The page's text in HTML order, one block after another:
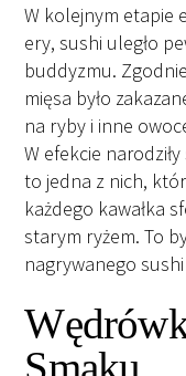
W kolejnym etapie
ery, sushi uległo
buddyzmu.
mięsa było
na ryby i inne
W efekcie
to jedna z nich,
każdego kawałka
starym ryżem. To
nagrywanego